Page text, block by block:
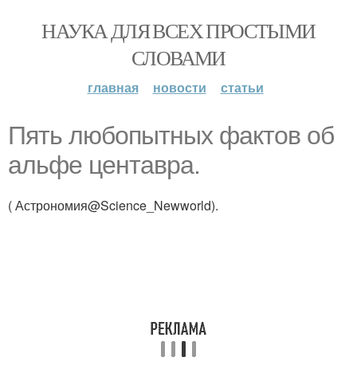
НАУКА ДЛЯ ВСЕХ ПРОСТЫМИ
СЛОВАМИ
главная новости статьи
Пять любопытных фактов об
альфе центавра.
( Астрономия@Science_Newworld).